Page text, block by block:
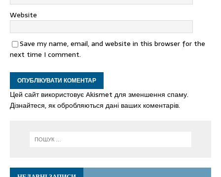
Website
Save my name, email, and website in this browser for the
next time I comment.
Цей сайт використовує Akismet для зменшення спаму.
Дізнайтеся, як обробляються дані ваших коментарів.